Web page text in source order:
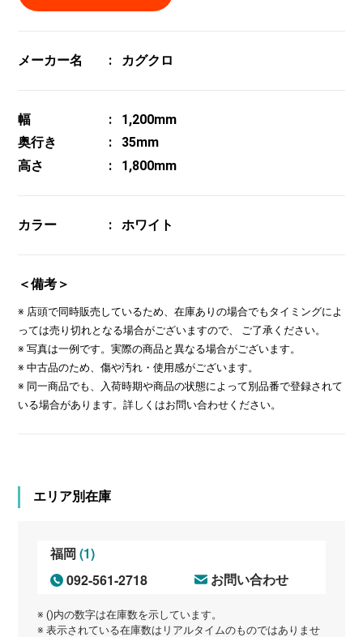
メーカー名 カグクロ
幅
1,200mm
奥行き
35mm
高さ
1,800mm
カラー ホワイト
＜備考＞
※ 店頭で同時販売しているため、在庫ありの場合でもタイミングによ
っては売り切れとなる場合がございますので、 ご了承ください。
※ 写真は一例です。実際の商品と異なる場合がございます。
※ 中古品のため、傷や汚れ・使用感がございます。
※ 同一商品でも、入荷時期や商品の状態によって別品番で登録されて
いる場合があります。詳しくはお問い合わせください。
エリア別在庫
福岡(1)
092-561-2718
お問い合わせ
※ ()内の数字は在庫数を示しています。
※ 表示されている在庫数はリアルタイムのものではありませ